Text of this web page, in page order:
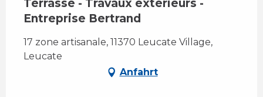
Terrasse - Travaux extérieurs -
Entreprise Bertrand
17 zone artisanale, 11370 Leucate Village,
Leucate
Anfahrt